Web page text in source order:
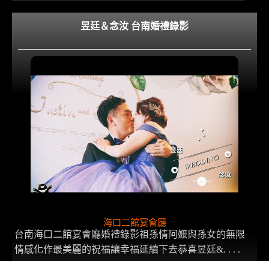
昱廷＆念汝 台南婚禮錄影
海口二館宴會廳
台南海口二館宴會廳婚禮錄影祖孫情阿嬤與孫女的無限
情感化作最美麗的祝福讓幸福延續下去恭喜昱廷&. . . .